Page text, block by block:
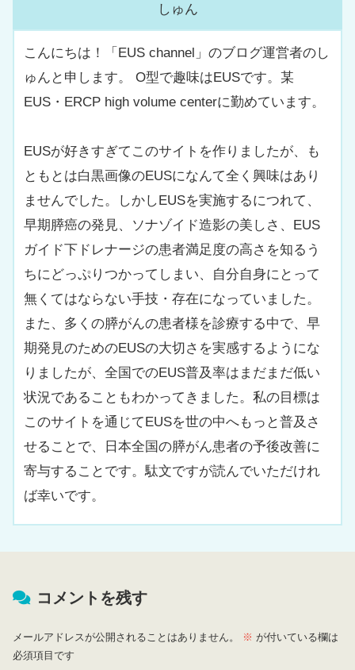
しゅん
こんにちは！「EUS channel」のブログ運営者のし
ゅんと申します。 O型で趣味はEUSです。某
EUS・ERCP high volume centerに勤めています。
EUSが好きすぎてこのサイトを作りましたが、も
ともとは白黒画像のEUSになんて全く興味はあり
ませんでした。しかしEUSを実施するにつれて、
早期膵癌の発見、ソナゾイド造影の美しさ、EUS
ガイド下ドレナージの患者満足度の高さを知るう
ちにどっぷりつかってしまい、自分自身にとって
無くてはならない手技・存在になっていました。
また、多くの膵がんの患者様を診療する中で、早
期発見のためのEUSの大切さを実感するようにな
りましたが、全国でのEUS普及率はまだまだ低い
状況であることもわかってきました。私の目標は
このサイトを通じてEUSを世の中へもっと普及さ
せることで、日本全国の膵がん患者の予後改善に
寄与することです。駄文ですが読んでいただけれ
ば幸いです。
コメントを残す
メールアドレスが公開されることはありません。 ※ が付いている欄は
必須項目です